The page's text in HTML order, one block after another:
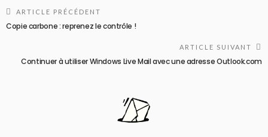
ARTICLE PRÉCÉDENT
Copie carbone : reprenez le contrôle !
ARTICLE SUIVANT
Continuer à utiliser Windows Live Mail avec une adresse Outlook.com